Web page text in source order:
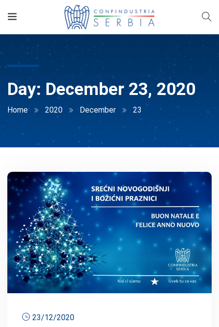
Day: December 23, 2020
Home 2020 December 23
23/12/2020